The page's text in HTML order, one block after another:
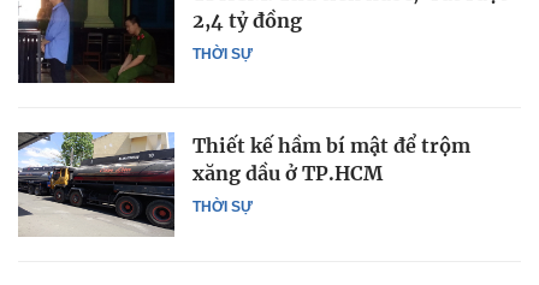
THỜI SỰ
2,4 tỷ đồng
THỜI SỰ
Thiết kế hầm bí mật để trộm
xăng dầu ở TP.HCM